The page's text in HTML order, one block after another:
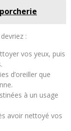
:
vos yeux, puis
d’oreiller que
à un usage
avoir nettoyé vos